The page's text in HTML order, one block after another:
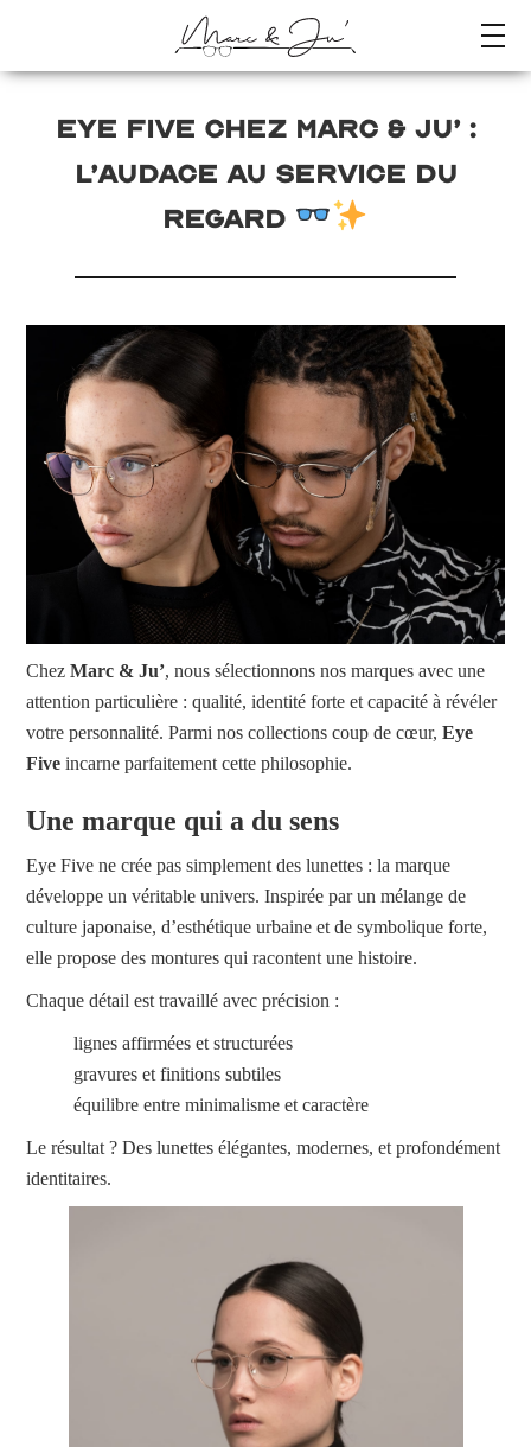
EYE FIVE chez Marc & Ju’ :
l’audace au service du
regard
ChezMarc & Ju’, nous sélectionnons nos marques avec une
attention particulière : qualité, identité forte et capacité à révéler
votre personnalité. Parmi nos collections coup de cœur,Eye
Five incarne parfaitement cette philosophie.
Une marque qui a du sens
Eye Five ne crée pas simplement des lunettes : la marque
développe un véritable univers. Inspirée par un mélange de
culture japonaise, d’esthétique urbaine et de symbolique forte,
elle propose des montures qui racontent une histoire.
Chaque détail est travaillé avec précision :
lignes affirmées et structurées
gravures et finitions subtiles
équilibre entre minimalisme et caractère
Le résultat ? Des lunettes élégantes, modernes, et profondément
identitaires.